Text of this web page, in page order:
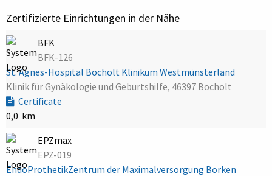
Zertifizierte Einrichtungen in der Nähe
BFK
BFK-126
St. Agnes-Hospital Bocholt Klinikum Westmünsterland
Klinik für Gynäkologie und Geburtshilfe, 46397 Bocholt
Certificate
0,0 km
EPZmax
EPZ-019
EndoProthetikZentrum der Maximalversorgung Borken